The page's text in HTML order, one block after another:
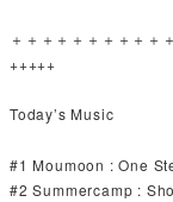
＋＋＋＋＋＋＋＋＋＋
+++++
Today’s Music
#1 Moumoon : One
#2 Summercamp :